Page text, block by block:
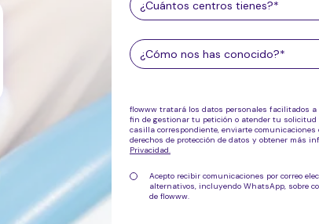
flowww tratará los datos personales facilitados a
fin de gestionar tu petición o atender tu solicitud
casilla correspondiente, enviarte comunicaciones
derechos de protección de datos y obtener más
Privacidad.
Acepto recibir comunicaciones por correo
alternativos, incluyendo WhatsApp, sobre
de flowww.